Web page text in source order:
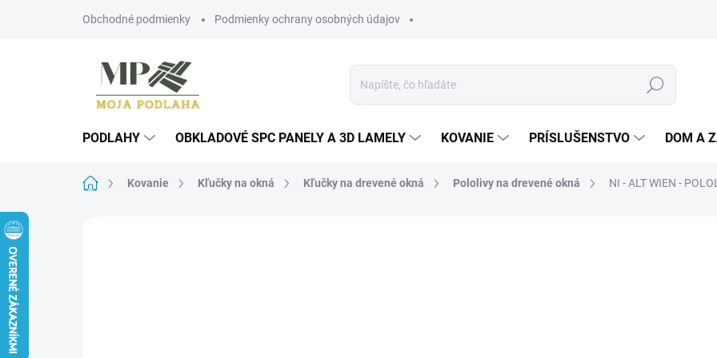
Obchodné podmienky Podmienky ochrany osobných údajov
Hľadať
PODLAHY OBKLADOVÉ SPC PANELY A 3D LAMELY KOVANIE PRÍSLUŠENSTVO DOM A
DomovKovanie Kľučky na okná Kľučky na drevené okná Pololivy na drevené okná NI - ALT WIEN -